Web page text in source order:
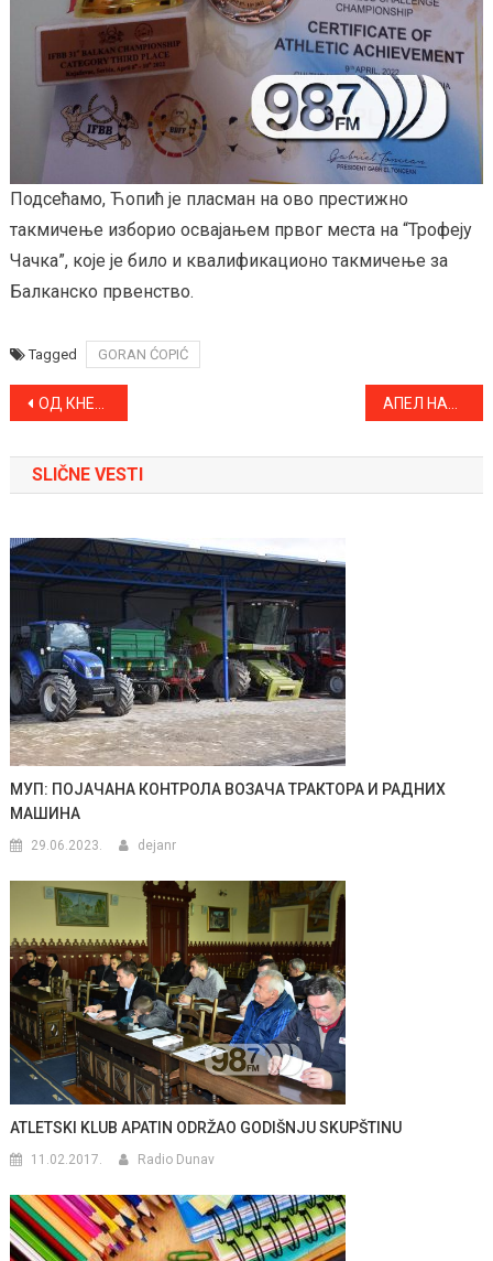
Подсећамо, Ћопић је пласман на ово престижно
такмичење изборио освајањем првог места на “Трофеју
Чачка”, које је било и квалификационо такмичење за
Балканско првенство.
Tagged GORAN ĆOPIĆ
Kretanje
članka
ОД КНЕЗА ДО ПРЕДСЕДНИКА – ПРВИ ЉУДИ АПАТИНА ОД 1748. ДО ДАНАС
SLIČNE VESTI
МУП: ПОЈАЧАНА КОНТРОЛА ВОЗАЧА ТРАКТОРА И РАДНИХ
МАШИНА
29.06.2023. dejanr
ATLETSKI KLUB APATIN ODRŽAO GODIŠNJU SKUPŠTINU
11.02.2017. Radio Dunav